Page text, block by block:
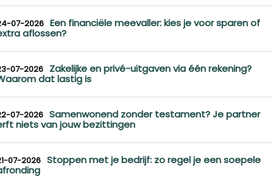
07-2026 Een financiële meevaller: kies je voor sparen of
aflossen?
07-2026 Zakelijke en privé-uitgaven via één rekening?
dat lastig is
07-2026 Samenwonend zonder testament? Je partner
niets van jouw bezittingen
07-2026 Stoppen met je bedrijf: zo regel je een soepele